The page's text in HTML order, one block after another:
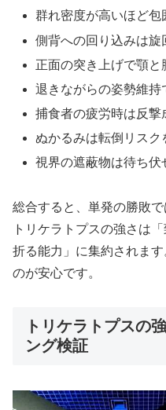
群れ密度が高いほど包
側背への回り込みは旋
正面の突き上げで顎と
退きながらの姿勢維持
捕食者の疲労時は反撃
ぬかるみは転倒リスク
視界の遮蔽物は待ち伏
総合すると、単発の勝敗
トリケラトプスの強さは
折る能力」に集約されま
のが安心です。
トリケラトプスの
ング検証